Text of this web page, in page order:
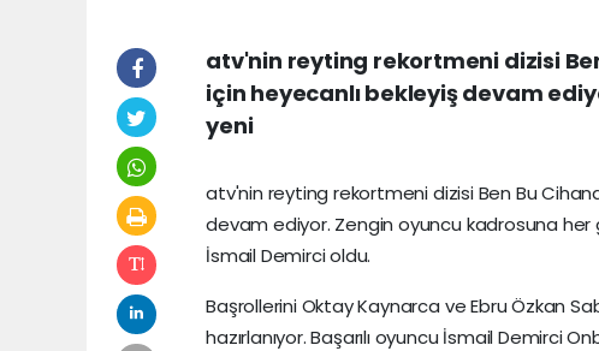
atv'nin reyting rekortmeni dizisi
için heyecanlı bekleyiş devam
yeni
atv'nin reyting rekortmeni dizisi Ben Bu
devam ediyor. Zengin oyuncu kadrosuna her
İsmail Demirci oldu.
Başrollerini Oktay Kaynarca ve Ebru Özkan
hazırlanıyor. Başarılı oyuncu İsmail Demirci